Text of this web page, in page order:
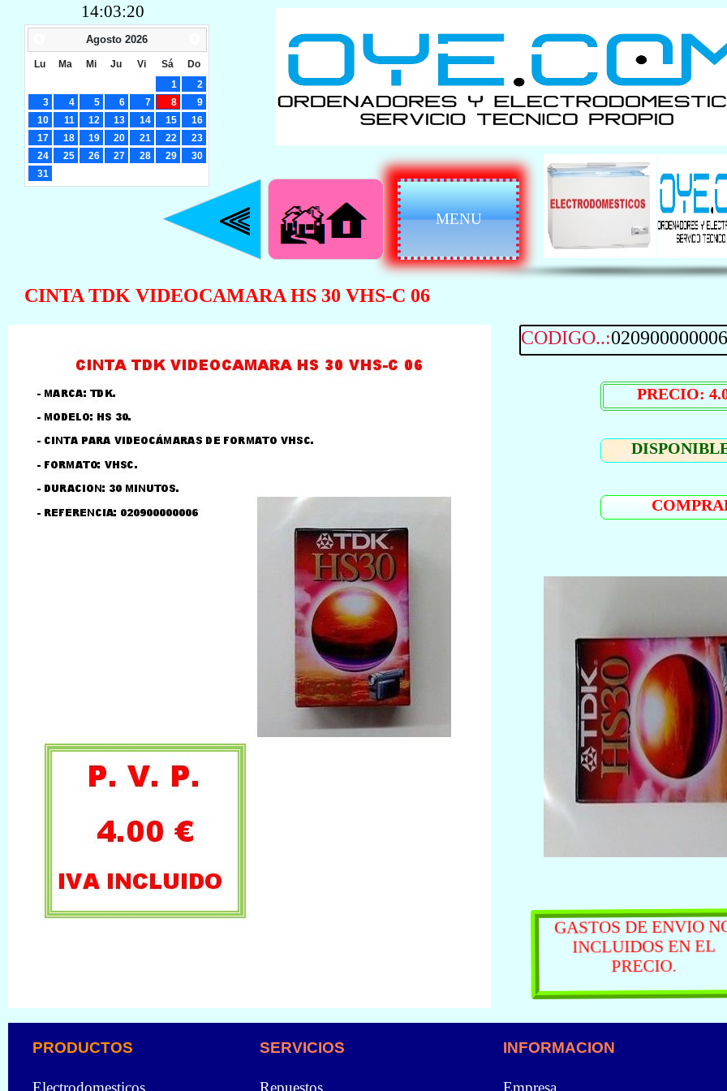
LLAMAR AL TELEFONO
CODIGO..:020900000006
CINTA TDK VIDEOCAMARA HS 30 VHS-C 06
GASTOS DE ENVIO
INCLUIDOS EN EL
PRECIO.
MENU
14:03:20
Agosto 2026
Lu Ma Mi Ju Vi Sá
Do
1
2
3
4 5 6 7 8
9
10
11 12 13 14 15
16
17
18 19 20 21 22
23
24
25 26 27 28 29
30
31
Repuestos
Electrodomesticos Empresa
INFORMACION
PRODUCTOS SERVICIOS
PRECIO: